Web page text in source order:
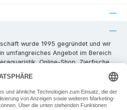
wurde 1995 gegründet und wir
umfangreiches Angebot im Bereich
Online-Shop, Zierfische,
Technikzubehör usw. ! Als
stehen wir Ihnen für
oder Besatzwünsche zur
Verfügung!